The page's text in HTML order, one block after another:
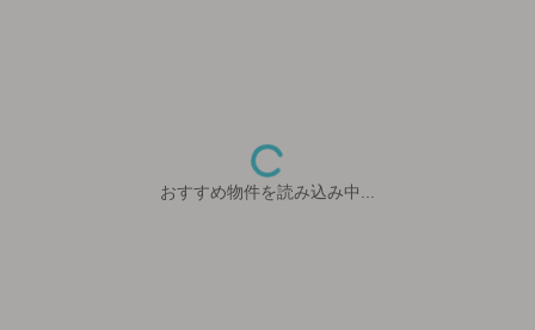
おすすめ物件を読み込み中...